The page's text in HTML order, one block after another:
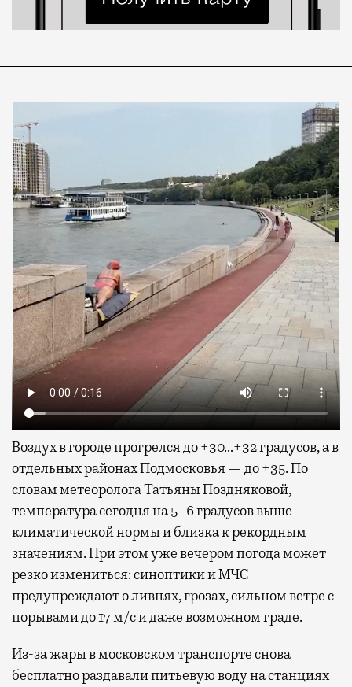
Воздух в городе прогрелся до +30…+32 градусов, а в
отдельных районах Подмосковья — до +35. По
словам метеоролога Татьяны Поздняковой,
температура сегодня на 5–6 градусов выше
климатической нормы и близка к рекордным
значениям. При этом уже вечером погода может
резко измениться: синоптики и МЧС
предупреждают о ливнях, грозах, сильном ветре с
порывами до 17 м/с и даже возможном граде.
Из-за жары в московском транспорте снова
бесплатнораздавалипитьевую воду на станциях